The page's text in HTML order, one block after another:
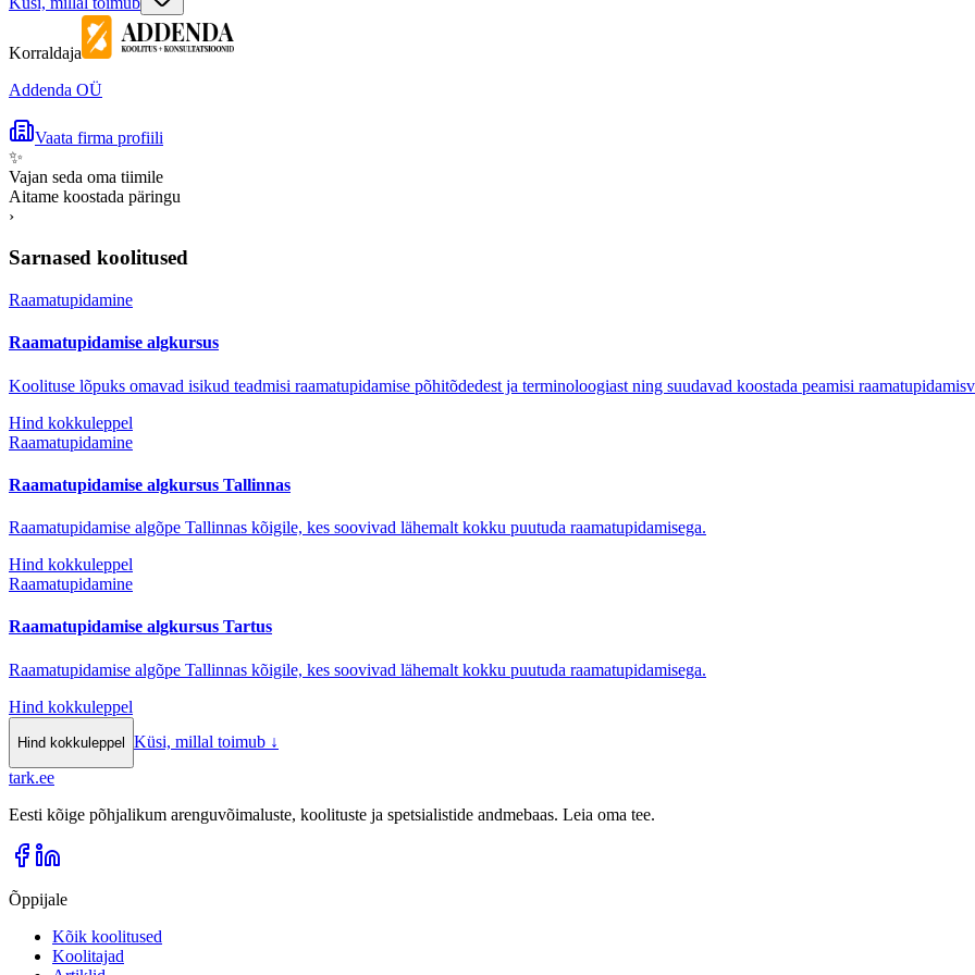
Korraldaja
Addenda OÜ
Vaata firma profiili
✨
Vajan seda oma tiimile
Aitame koostada päringu
›
Sarnased koolitused
Raamatupidamine
Raamatupidamise algkursus
Koolituse lõpuks omavad isikud teadmisi raamatupidamise põhitõdedest ja terminoloogiast ning suudavad koostada peamisi
Hind kokkuleppel
Raamatupidamine
Raamatupidamise algkursus Tallinnas
Raamatupidamise algõpe Tallinnas kõigile, kes soovivad lähemalt kokku puutuda raamatupidamisega.
Hind kokkuleppel
Raamatupidamine
Raamatupidamise algkursus Tartus
Raamatupidamise algõpe Tallinnas kõigile, kes soovivad lähemalt kokku puutuda raamatupidamisega.
Hind kokkuleppel
Hind kokkuleppel Küsi, millal toimub ↓
tark.ee
Eesti kõige põhjalikum arenguvõimaluste, koolituste ja spetsialistide andmebaas. Leia oma tee.
Õppijale
Kõik koolitused
Koolitajad